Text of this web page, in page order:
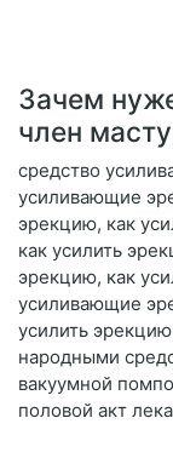
Зачем
член
средство
усиливающие
эрекцию, как
как усилить
эрекцию, как
усиливающие
усилить
народными
вакуумной
половой акт